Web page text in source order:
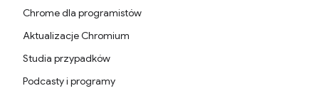
Chrome dla programistów
Aktualizacje Chromium
Studia przypadków
Podcasty i programy